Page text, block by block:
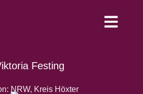
Festing
NRW, Kreis Höxter